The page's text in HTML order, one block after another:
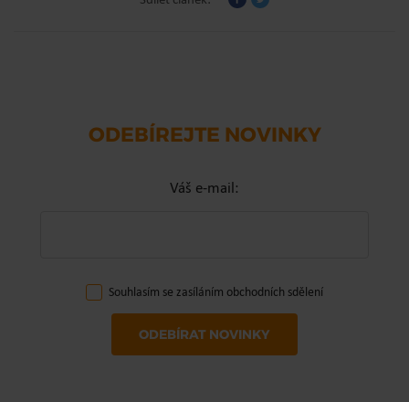
ODEBÍREJTE NOVINKY
Váš e-mail:
Souhlasím se zasíláním obchodních sdělení
ODEBÍRAT NOVINKY